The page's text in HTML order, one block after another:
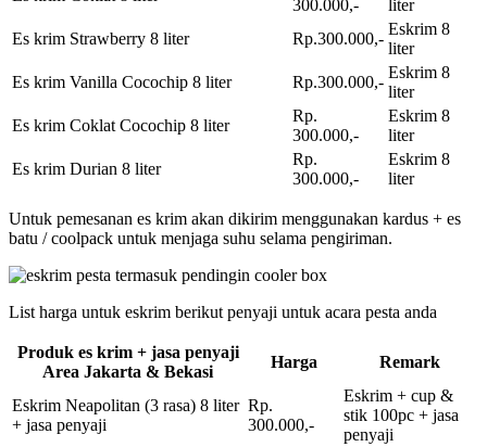
300.000,-
liter
Es krim Strawberry 8 liter
Rp.300.000,-
Eskrim 8
liter
Es krim Vanilla Cocochip 8 liter
Rp.300.000,-
Eskrim 8
liter
Es krim Coklat Cocochip 8 liter
Rp.
300.000,-
Eskrim 8
liter
Es krim Durian 8 liter
Rp.
300.000,-
Eskrim 8
liter
Untuk pemesanan es krim akan dikirim menggunakan kardus + es
batu / coolpack untuk menjaga suhu selama pengiriman.
List harga untuk eskrim berikut penyaji untuk acara pesta anda
Produk es krim + jasa penyaji
Area Jakarta & Bekasi
Harga Remark
Eskrim Neapolitan (3 rasa) 8 liter
+ jasa penyaji
Rp.
300.000,-
Eskrim + cup &
stik 100pc + jasa
penyaji